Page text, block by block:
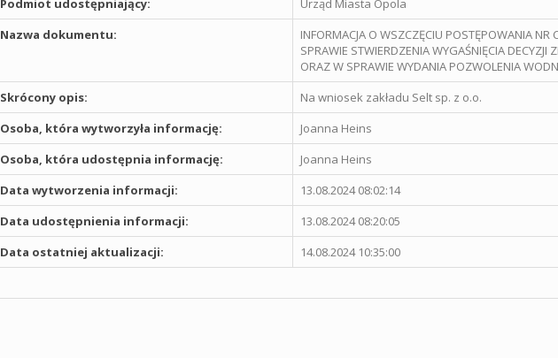
Podmiot udostępniający:
Urząd Miasta Opola
Nazwa dokumentu:
INFORMACJA O WSZCZĘCIU POSTĘPOWANIA
SPRAWIE STWIERDZENIA WYGAŚNIĘCIA
ORAZ W SPRAWIE WYDANIA POZWOLENIA
Skrócony opis:
Na wniosek zakładu Selt sp. z o.o.
Osoba, która wytworzyła informację:
Joanna Heins
Osoba, która udostępnia informację:
Joanna Heins
Data wytworzenia informacji:
13.08.2024 08:02:14
Data udostępnienia informacji:
13.08.2024 08:20:05
Data ostatniej aktualizacji:
14.08.2024 10:35:00